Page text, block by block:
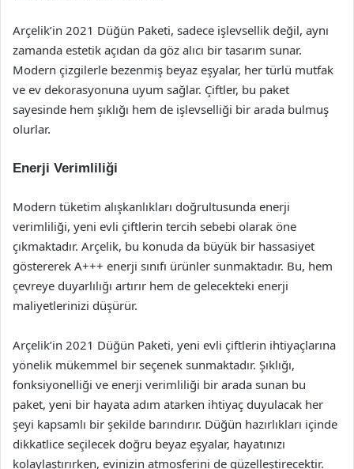
Arçelik’in 2021 Düğün Paketi, sadece işlevsellik değil, aynı
zamanda estetik açıdan da göz alıcı bir tasarım sunar.
Modern çizgilerle bezenmiş beyaz eşyalar, her türlü mutfak
ve ev dekorasyonuna uyum sağlar. Çiftler, bu paket
sayesinde hem şıklığı hem de işlevselliği bir arada bulmuş
olurlar.
Enerji Verimliliği
Modern tüketim alışkanlıkları doğrultusunda enerji
verimliliği, yeni evli çiftlerin tercih sebebi olarak öne
çıkmaktadır. Arçelik, bu konuda da büyük bir hassasiyet
göstererek A+++ enerji sınıfı ürünler sunmaktadır. Bu, hem
çevreye duyarlılığı artırır hem de gelecekteki enerji
maliyetlerinizi düşürür.
Arçelik’in 2021 Düğün Paketi, yeni evli çiftlerin ihtiyaçlarına
yönelik mükemmel bir seçenek sunmaktadır. Şıklığı,
fonksiyonelliği ve enerji verimliliği bir arada sunan bu
paket, yeni bir hayata adım atarken ihtiyaç duyulacak her
şeyi kapsamlı bir şekilde barındırır. Düğün hazırlıkları içinde
dikkatlice seçilecek doğru beyaz eşyalar, hayatınızı
kolaylaştırırken, evinizin atmosferini de güzelleştirecektir.